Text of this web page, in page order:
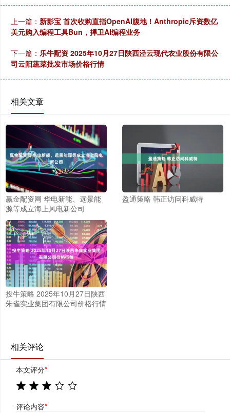
上一篇： 新影宝 首次收购直指OpenAI腹地！Anthropic斥资数亿
美元购入编程工具Bun，捍卫AI编程业务
下一篇： 乐牛配资 2025年10月27日陕西泾云现代农业股份有限公
司云阳蔬菜批发市场价格行情
相关文章
赢金配资网 华电新能、远景能
源等成立海上风电新公司
盈通策略 韩正访问科威特
投牛策略 2025年10月27日陕西
朱雀实业集团有限公司价格行情
相关评论
本文评分*
评论内容*